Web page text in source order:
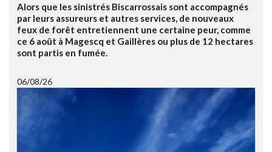
Alors que les sinistrés Biscarrossais sont accompagnés
par leurs assureurs et autres services, de nouveaux
feux de forêt entretiennent une certaine peur, comme
ce 6 août à Magescq et Gaillères ou plus de 12 hectares
sont partis en fumée.
06/08/26